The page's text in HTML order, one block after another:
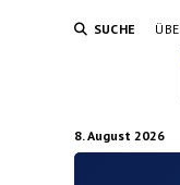
SUCHE
8. August 2026